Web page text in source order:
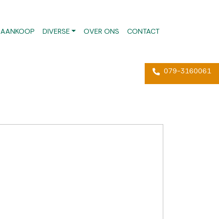
AANKOOP DIVERSE OVER ONS CONTACT
079-3160061